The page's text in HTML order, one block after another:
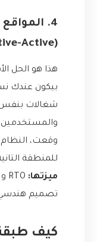
4.
(Multi-Site Active-Active)
هذا هو الحل
بيكون عندك
شغالات بنفس
والمستخدمين
وقعت، النظام
للمنطقة
ميزتها:
تصميم هندسي
كيف